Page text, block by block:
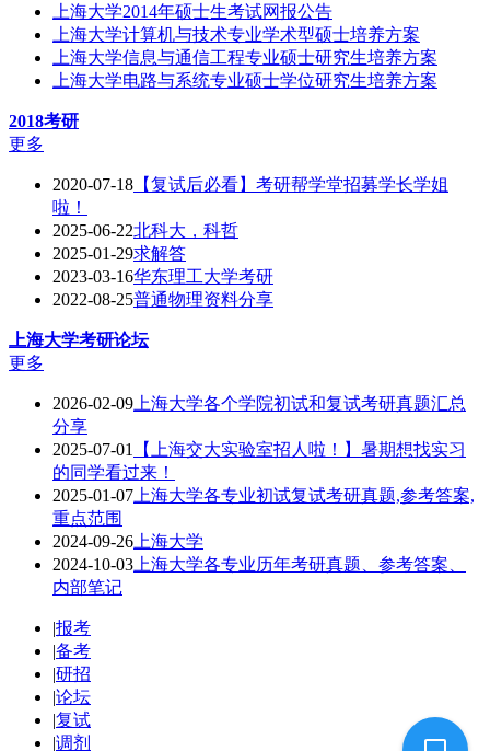
上海大学2014年硕士生考试网报公告
上海大学计算机与技术专业学术型硕士培养方案
上海大学信息与通信工程专业硕士研究生培养方案
上海大学电路与系统专业硕士学位研究生培养方案
2018考研
更多
2020-07-18 【复试后必看】考研帮学堂招募学长学姐
啦！
2025-06-22北科大，科哲
2025-01-29求解答
2023-03-16华东理工大学考研
2022-08-25普通物理资料分享
上海大学考研论坛
更多
2026-02-09 上海大学各个学院初试和复试考研真题汇总
分享
2025-07-01
【上海交大实验室招人啦！】暑期想找实习
的同学看过来！
2025-01-07 上海大学各专业初试复试考研真题,参考答案,
重点范围
2024-09-26 上海大学
2024-10-03 上海大学各专业历年考研真题、参考答案、
内部笔记
|报考
|备考
|研招
|论坛
|复试
|调剂